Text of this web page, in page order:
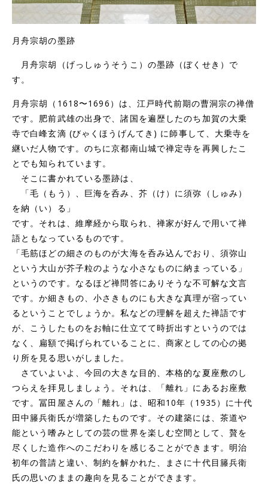
月舟宗胡の墨跡
月舟宗胡（げっしゅうそうこ）の墨跡（ぼくせき）で
す。
月舟宗胡（1618〜1696）は、江戸時代前期の曹洞宗の禅僧
です。肥前武雄の出身で、諸国を遍歴したのち加賀の大乗
寺で白峰玄滴 (びゃくほうげんてき) に師事して、大乗寺を
継いだ人物です。のちに京都南山城で禅定寺を再興したこ
とでも知られています。
そこに書かれている墨跡は、
「毛（もう）、巨海を呑み、芥（け）に須弥（しゅみ）
を納（い）る」
です。それは、維摩経から取られ、禅家が好んで用いて禅
語ともなっているものです。
「毛筋ほどの細さのものが大海を呑み込んでおり、須弥山
という大山が芥子粒のような小さなものに納まっている」
というのです。なるほど禅問答にありそうな不可解な文言
です。か細きもの、小さきものにも大きな真理が宿ってい
るということでしょうか。私などの理解を超えた禅語です
が、こうしたものをお軸に仕立てて時折出すというのでは
なく、扁額で掲げられていることに、商家としての心の拠
り所を見る思いがしました。
さていよいよ、今回の大きな目的、本格的な夏座敷のし
つらえを拝見しましょう。それは、「離れ」にあるお座敷
です。冨田屋さんの「離れ」は、昭和10年（1935）に十代
田中籐兵衛氏が増築したものです。その建築には、茶道や
能という嗜みとしての芸の世界を楽しむ空間として、贅を
尽くした造作へのこだわりを感じることができます。明治
初年の普請と違い、制約を解かれた、まさに十代目籐兵衛
氏の思いのままの趣向を見ることができます。